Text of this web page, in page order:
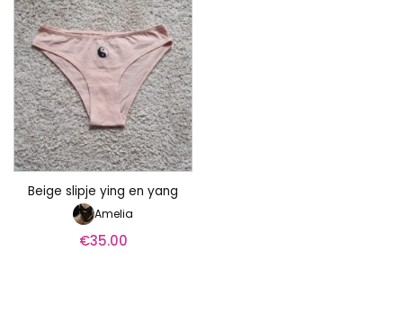
Beige slipje ying en yang
Amelia
€35.00